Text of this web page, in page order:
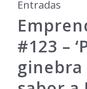
Entradas
#123 –
ginebra